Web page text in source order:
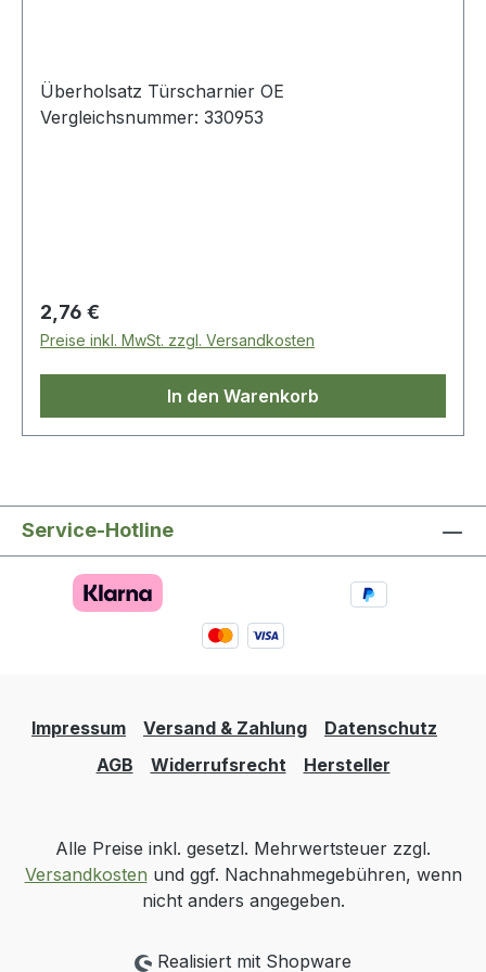
Überholsatz Türscharnier OE
Vergleichsnummer: 330953
Regulärer Preis:
2,76 €
Preise inkl. MwSt. zzgl. Versandkosten
In den Warenkorb
Service-Hotline
Impressum Versand & Zahlung
Datenschutz
AGB
Widerrufsrecht Hersteller
Alle Preise inkl. gesetzl. Mehrwertsteuer zzgl.
Versandkosten und ggf. Nachnahmegebühren, wenn
nicht anders angegeben.
Realisiert mit Shopware